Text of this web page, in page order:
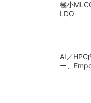
極小
LDO
AI／HPC
ー、